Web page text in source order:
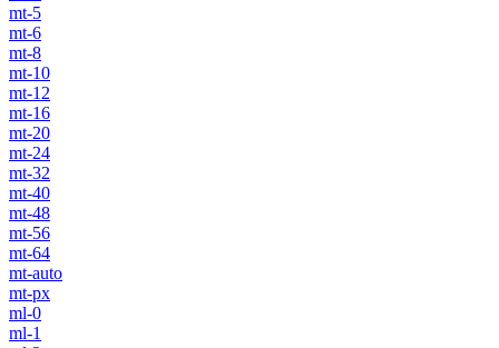
mt-5
mt-6
mt-8
mt-10
mt-12
mt-16
mt-20
mt-24
mt-32
mt-40
mt-48
mt-56
mt-64
mt-auto
mt-px
ml-0
ml-1